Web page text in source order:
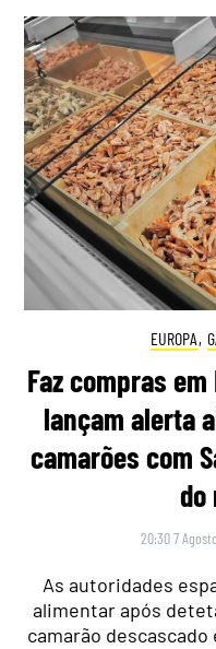
EUROPA,
Faz compras
lançam alerta
camarões com
do
20:30 7
As autoridades
alimentar após
camarão descascado